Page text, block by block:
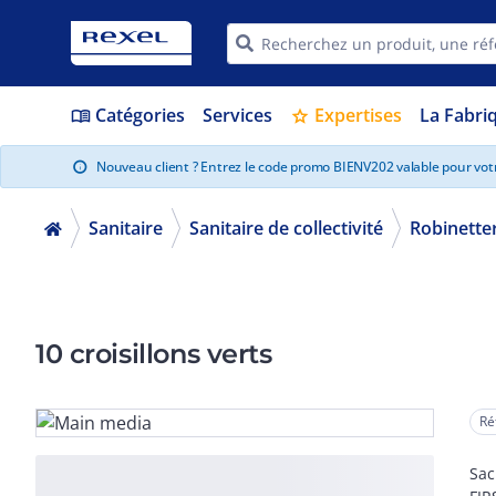
menu_book Catégories Services star Expertises La
info Nouveau client ? Entrez le code promo BIENV202 valable pour
Sanitaire Sanitaire de collectivité
10 croisillons verts